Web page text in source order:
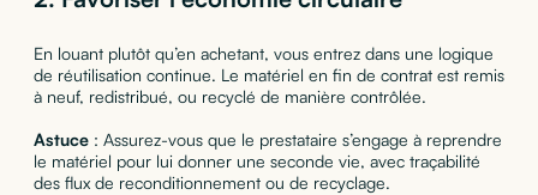
En louant plutôt qu’en achetant, vous entrez dans une logique
de réutilisation continue. Le matériel en fin de contrat est remis
à neuf, redistribué, ou recyclé de manière contrôlée.
Astuce: Assurez-vous que le prestataire s’engage à reprendre
le matériel pour lui donner une seconde vie, avec traçabilité
des flux de reconditionnement ou de recyclage.